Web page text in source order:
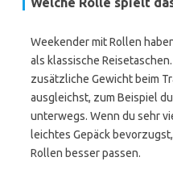
Weekender mit Rollen
als klassische
zusätzliche Gewicht beim
ausgleichst, zum Beispiel
unterwegs. Wenn du sehr
leichtes Gepäck
Rollen besser passen.